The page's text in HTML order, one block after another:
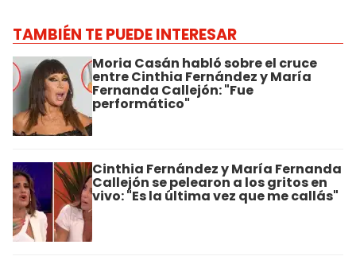
TAMBIÉN TE PUEDE INTERESAR
Moria Casán habló sobre el cruce
entre Cinthia Fernández y María
Fernanda Callejón: "Fue
performático"
Cinthia Fernández y María Fernanda
Callejón se pelearon a los gritos en
vivo: "Es la última vez que me callás"